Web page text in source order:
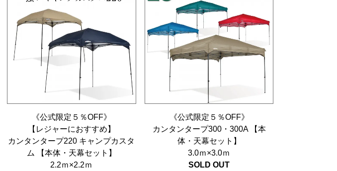
《公式限定５％OFF》
【レジャーにおすすめ】
カンタンタープ220 キャンプカスタ
ム 【本体・天幕セット】
2.2ｍ×2.2ｍ
《公式限定５％OFF》
カンタンタープ300・300A 【本
体・天幕セット】
3.0ｍ×3.0ｍ
SOLD OUT